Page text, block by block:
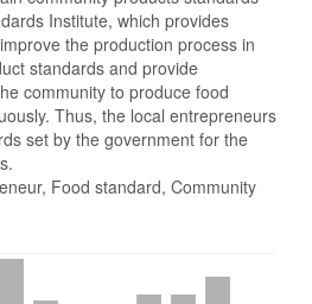
Institute, which provides
the production process in
standards and provide
community to produce food
Thus, the local entrepreneurs
set by the government for the
Food standard, Community